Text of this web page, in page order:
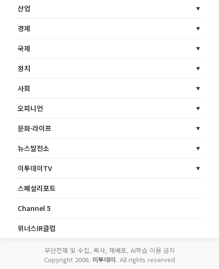
산업
경제
국제
정치
사회
오피니언
문화·라이프
뉴스발전소
이투데이TV
스페셜리포트
Channel 5
위너스IR클럽
무단전재 및 수집, 복사, 재배포, AI학습 이용 금지
Copyright 2006. 이투데이. All rights reserved